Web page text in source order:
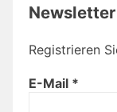
Registrieren
E-Mail *